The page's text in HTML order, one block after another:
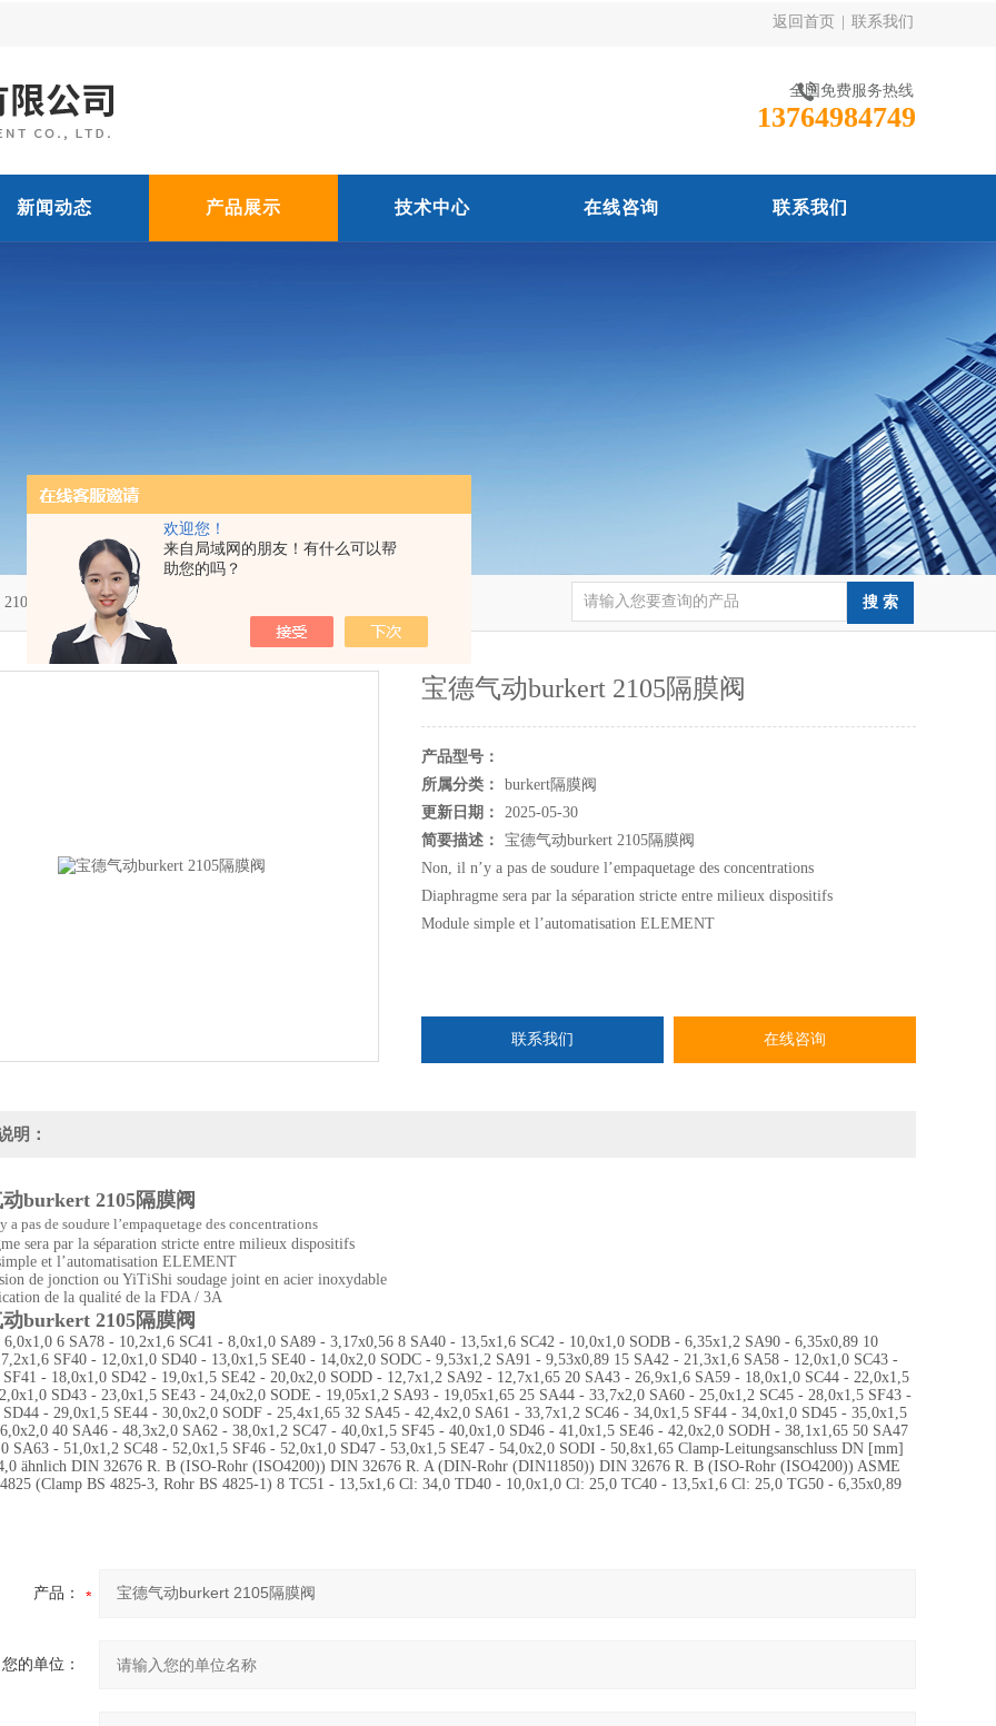
欢迎您！
来自局域网的朋友！有什么可以帮
助您的吗？
返回首页 联系我们
全国免费服务热线
13764984749
新闻动态 产品展示 技术中心 在线咨询 联系我们
隔膜阀
宝德气动burkert 2105隔膜阀
产品型号：
所属分类：
burkert隔膜阀
更新日期：
2025-05-30
简要描述：
宝德气动burkert 2105隔膜阀
Non, il n’y a pas de soudure l’empaquetage des concentrations
Diaphragme sera par la séparation stricte entre milieux dispositifs
Module simple et l’automatisation ELEMENT
联系我们 在线咨询
明：
burkert 2105隔膜阀
a pas de soudure l’empaquetage des concentrations
sera par la séparation stricte entre milieux dispositifs
et l’automatisation ELEMENT
de jonction ou YiTiShi soudage joint en acier inoxydable
de la qualité de la FDA / 3A
burkert 2105隔膜阀
6,0x1,0 6 SA78 - 10,2x1,6 SC41 - 8,0x1,0 SA89 - 3,17x0,56 8 SA40 - 13,5x1,6 SC42 - 10,0x1,0 SODB - 6,35x1,2 SA90 - 6,35x0,89 10
SF40 - 12,0x1,0 SD40 - 13,0x1,5 SE40 - 14,0x2,0 SODC - 9,53x1,2 SA91 - 9,53x0,89 15 SA42 - 21,3x1,6 SA58 - 12,0x1,0 SC43 -
- 18,0x1,0 SD42 - 19,0x1,5 SE42 - 20,0x2,0 SODD - 12,7x1,2 SA92 - 12,7x1,65 20 SA43 - 26,9x1,6 SA59 - 18,0x1,0 SC44 - 22,0x1,5
SD43 - 23,0x1,5 SE43 - 24,0x2,0 SODE - 19,05x1,2 SA93 - 19,05x1,65 25 SA44 - 33,7x2,0 SA60 - 25,0x1,2 SC45 - 28,0x1,5 SF43 -
- 29,0x1,5 SE44 - 30,0x2,0 SODF - 25,4x1,65 32 SA45 - 42,4x2,0 SA61 - 33,7x1,2 SC46 - 34,0x1,5 SF44 - 34,0x1,0 SD45 - 35,0x1,5
40 SA46 - 48,3x2,0 SA62 - 38,0x1,2 SC47 - 40,0x1,5 SF45 - 40,0x1,0 SD46 - 41,0x1,5 SE46 - 42,0x2,0 SODH - 38,1x1,65 50 SA47
SA63 - 51,0x1,2 SC48 - 52,0x1,5 SF46 - 52,0x1,0 SD47 - 53,0x1,5 SE47 - 54,0x2,0 SODI - 50,8x1,65 Clamp-Leitungsanschluss DN [mm]
ähnlich DIN 32676 R. B (ISO-Rohr (ISO4200)) DIN 32676 R. A (DIN-Rohr (DIN11850)) DIN 32676 R. B (ISO-Rohr (ISO4200)) ASME
(Clamp BS 4825-3, Rohr BS 4825-1) 8 TC51 - 13,5x1,6 Cl: 34,0 TD40 - 10,0x1,0 Cl: 25,0 TC40 - 13,5x1,6 Cl: 25,0 TG50 - 6,35x0,89
产品：
您的单位：